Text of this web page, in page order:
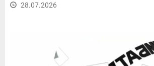
28.07.2026